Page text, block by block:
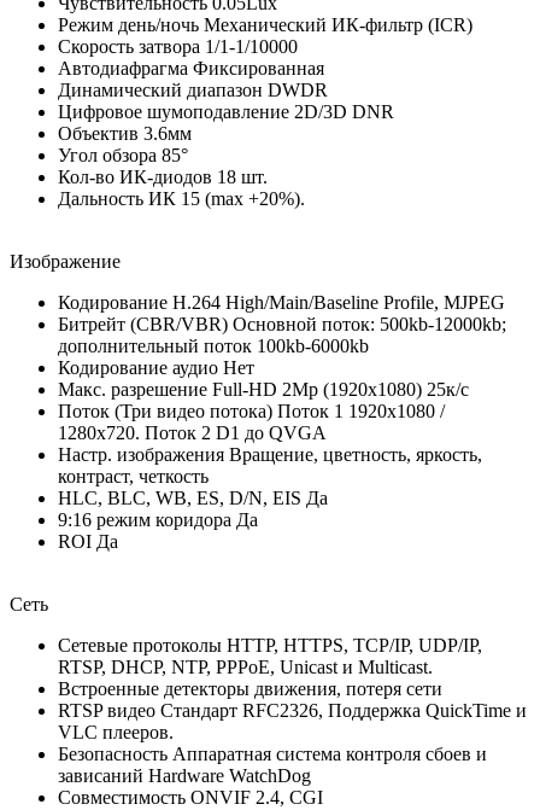
Режим день/ночь Механический ИК-фильтр (ICR)
Скорость затвора 1/1-1/10000
Автодиафрагма Фиксированная
Динамический диапазон DWDR
Цифровое шумоподавление 2D/3D DNR
Объектив 3.6мм
Угол обзора 85°
Кол-во ИК-диодов 18 шт.
Дальность ИК 15 (max +20%).
Изображение
Кодирование H.264 High/Main/Baseline Profile, MJPEG
Битрейт (CBR/VBR) Основной поток: 500kb-12000kb;
дополнительный поток 100kb-6000kb
Кодирование аудио Нет
Макс. разрешение Full-HD 2Mp (1920x1080) 25к/с
Поток (Три видео потока) Поток 1 1920x1080 /
1280x720. Поток 2 D1 до QVGA
Настр. изображения Вращение, цветность, яркость,
контраст, четкость
HLC, BLC, WB, ES, D/N, EIS Да
9:16 режим коридора Да
ROI Да
Сеть
Сетевые протоколы HTTP, HTTPS, TCP/IP, UDP/IP,
RTSP, DHCP, NTP, PPPoE, Unicast и Multicast.
Встроенные детекторы движения, потеря сети
RTSP видео Стандарт RFC2326, Поддержка QuickTime и
VLC плееров.
Безопасность Аппаратная система контроля сбоев и
зависаний Hardware WatchDog
Совместимость ONVIF 2.4, CGI